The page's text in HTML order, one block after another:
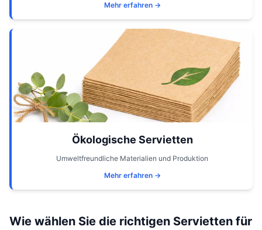
Mehr erfahren →
Ökologische Servietten
Umweltfreundliche Materialien und Produktion
Mehr erfahren →
Wie wählen Sie die richtigen Servietten für